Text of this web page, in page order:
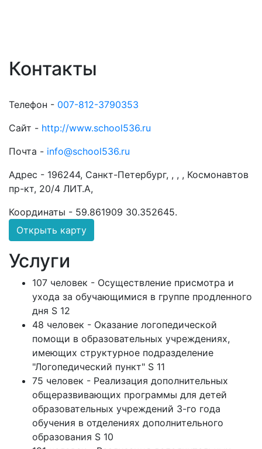
Контакты
Телефон - 007-812-3790353
Сайт - http://www.school536.ru
Почта - info@school536.ru
Адрес - 196244, Санкт-Петербург, , , , Космонавтов
пр-кт, 20/4 ЛИТ.А,
Координаты - 59.861909 30.352645.
Открыть карту
Услуги
107 человек - Осуществление присмотра и
ухода за обучающимися в группе продленного
дня S 12
48 человек - Оказание логопедической
помощи в образовательных учреждениях,
имеющих структурное подразделение
"Логопедический пункт" S 11
75 человек - Реализация дополнительных
общеразвивающих программы для детей
образовательных учреждений 3-го года
обучения в отделениях дополнительного
образования S 10